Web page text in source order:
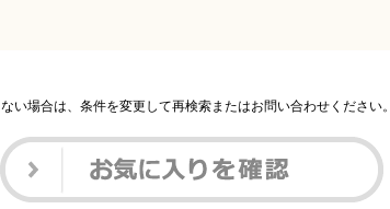
場合は、条件を変更して再検索またはお問い合わせください。